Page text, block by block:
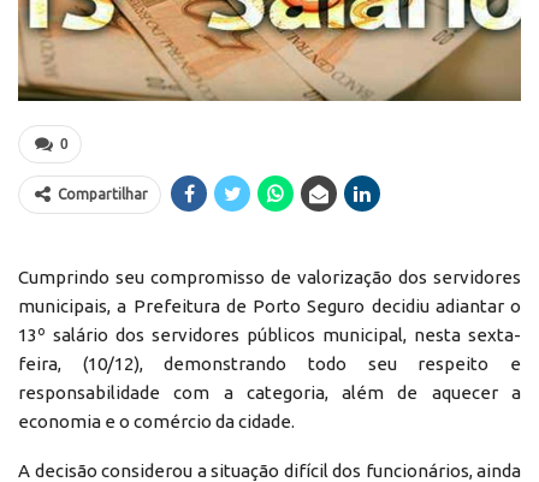
0
Compartilhar
Cumprindo seu compromisso de valorização dos servidores
municipais, a Prefeitura de Porto Seguro decidiu adiantar o
13º salário dos servidores públicos municipal, nesta sexta-
feira, (10/12), demonstrando todo seu respeito e
responsabilidade com a categoria, além de aquecer a
economia e o comércio da cidade.
A decisão considerou a situação difícil dos funcionários, ainda